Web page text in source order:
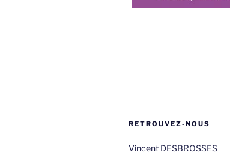
RETROUVEZ-NOUS
Vincent DESBROSSES